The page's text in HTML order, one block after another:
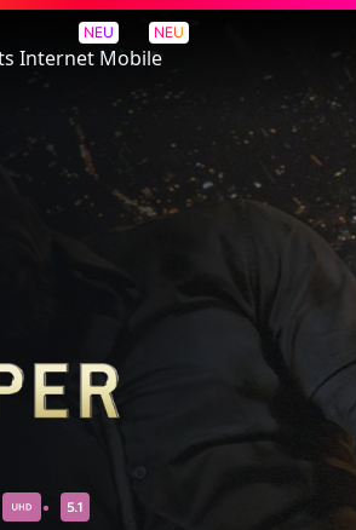
NEU
Internet
NEU
Mobile